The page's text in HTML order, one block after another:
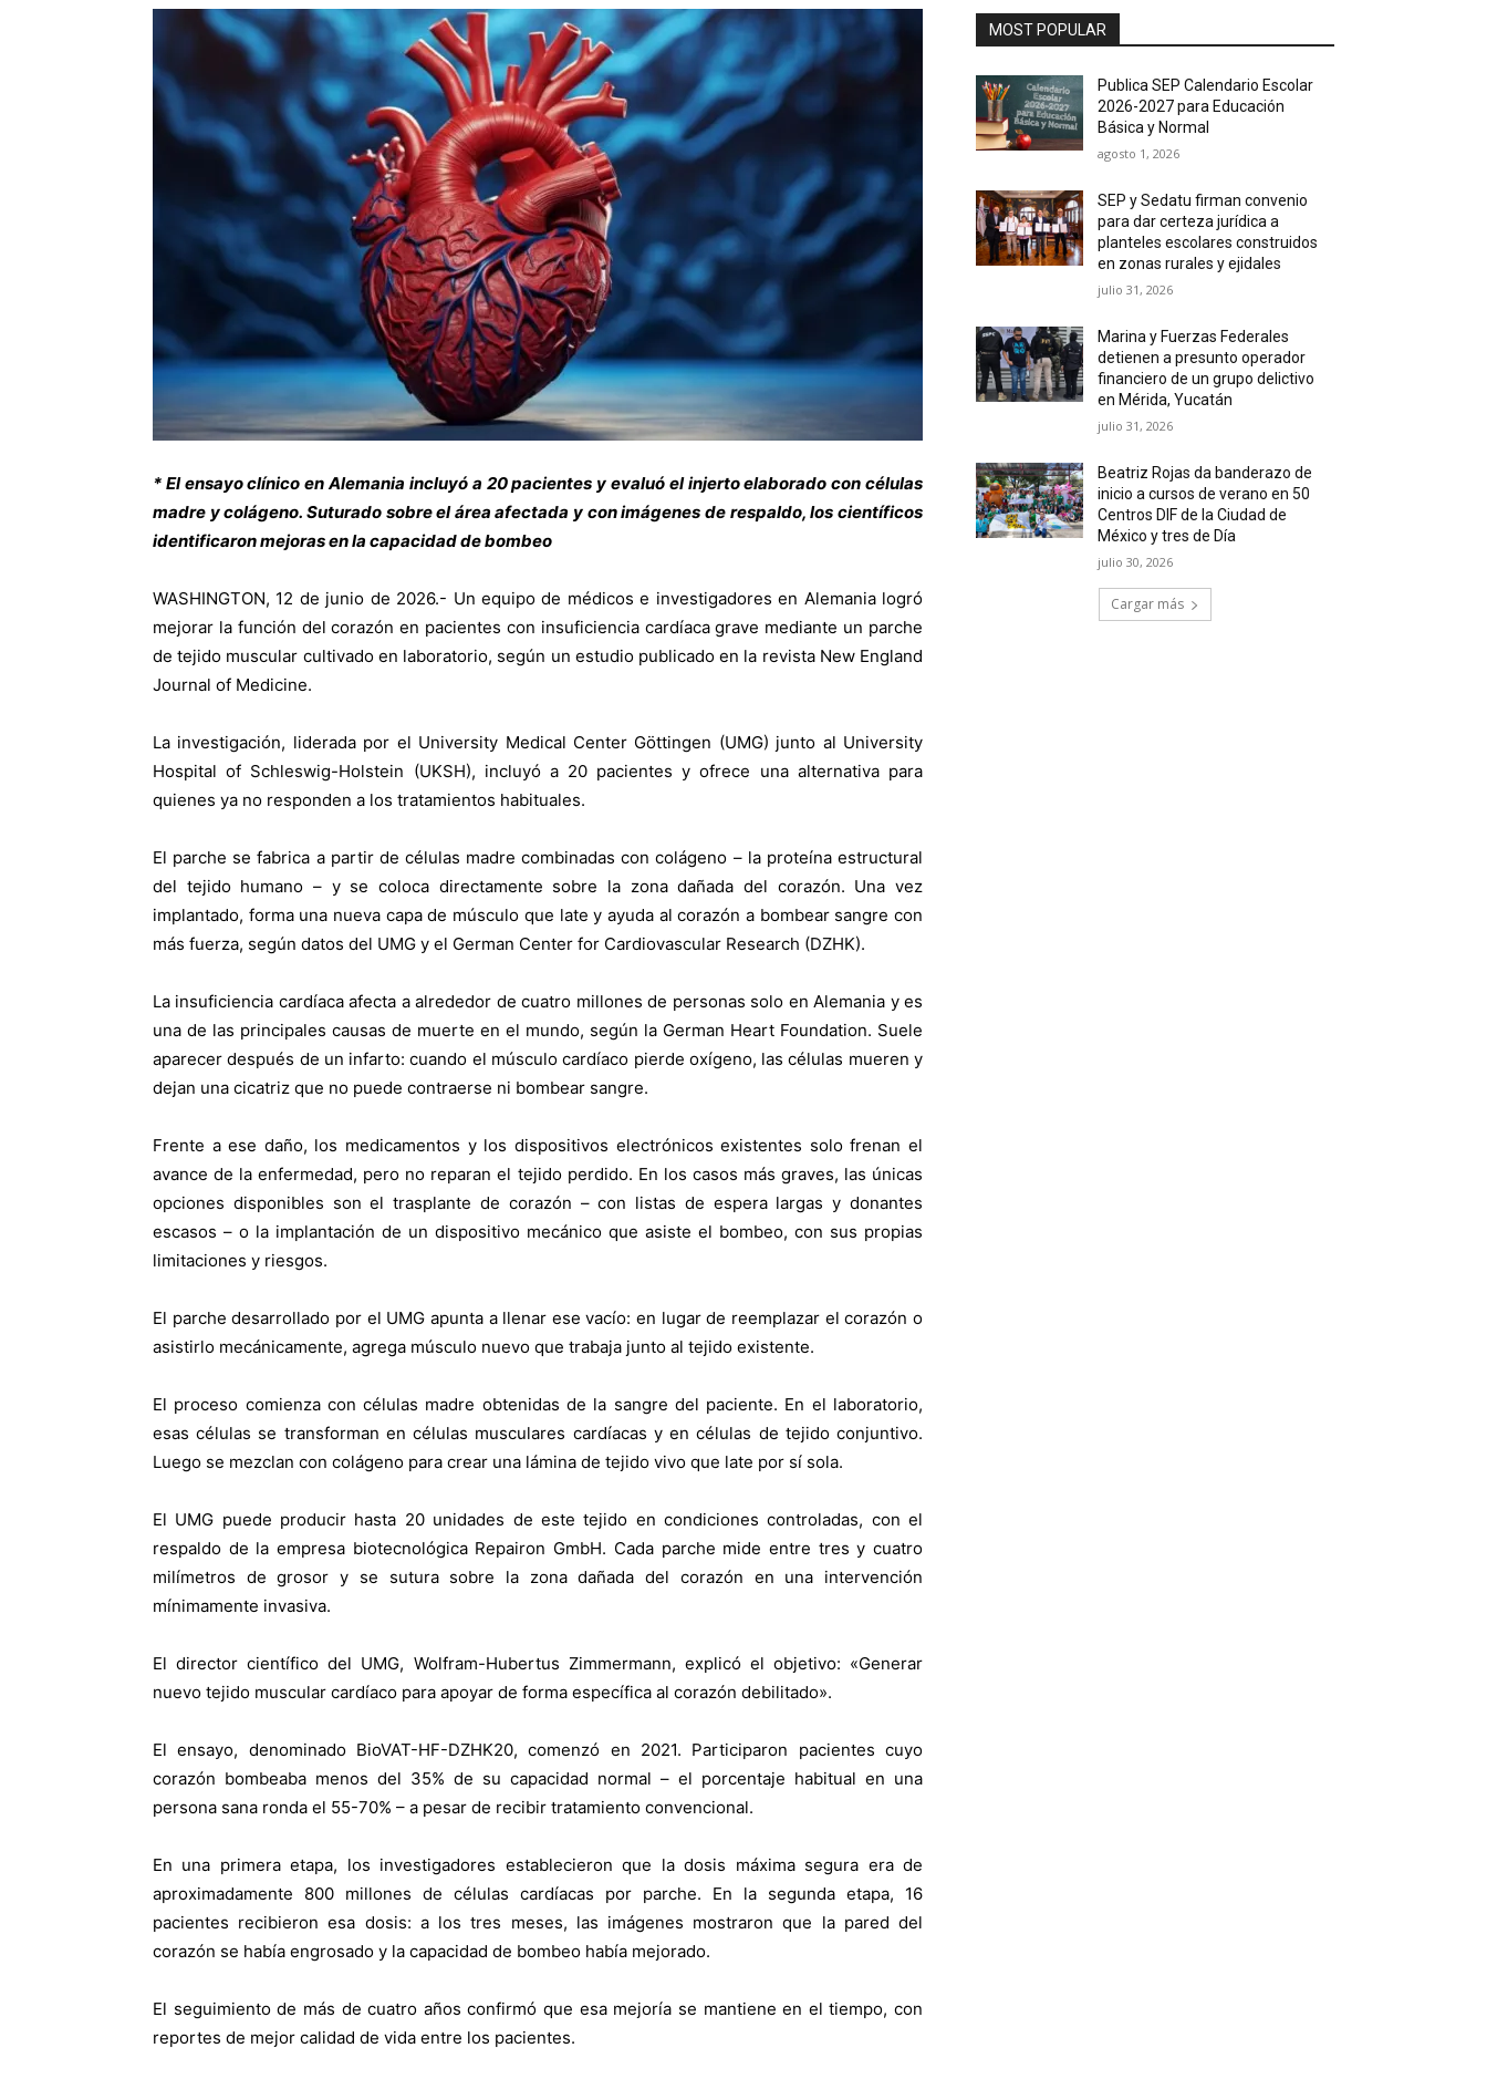
* El ensayo clínico en Alemania incluyó a 20 pacientes y evaluó el injerto elaborado con células
madre y colágeno. Suturado sobre el área afectada y con imágenes de respaldo, los científicos
identificaron mejoras en la capacidad de bombeo
WASHINGTON, 12 de junio de 2026.- Un equipo de médicos e investigadores en Alemania logró
mejorar la función del corazón en pacientes con insuficiencia cardíaca grave mediante un parche
de tejido muscular cultivado en laboratorio, según un estudio publicado en la revista New England
Journal of Medicine.
La investigación, liderada por el University Medical Center Göttingen (UMG) junto al University
Hospital of Schleswig-Holstein (UKSH), incluyó a 20 pacientes y ofrece una alternativa para
quienes ya no responden a los tratamientos habituales.
El parche se fabrica a partir de células madre combinadas con colágeno – la proteína estructural
del tejido humano – y se coloca directamente sobre la zona dañada del corazón. Una vez
implantado, forma una nueva capa de músculo que late y ayuda al corazón a bombear sangre con
más fuerza, según datos del UMG y el German Center for Cardiovascular Research (DZHK).
La insuficiencia cardíaca afecta a alrededor de cuatro millones de personas solo en Alemania y es
una de las principales causas de muerte en el mundo, según la German Heart Foundation. Suele
aparecer después de un infarto: cuando el músculo cardíaco pierde oxígeno, las células mueren y
dejan una cicatriz que no puede contraerse ni bombear sangre.
Frente a ese daño, los medicamentos y los dispositivos electrónicos existentes solo frenan el
avance de la enfermedad, pero no reparan el tejido perdido. En los casos más graves, las únicas
opciones disponibles son el trasplante de corazón – con listas de espera largas y donantes
escasos – o la implantación de un dispositivo mecánico que asiste el bombeo, con sus propias
limitaciones y riesgos.
El parche desarrollado por el UMG apunta a llenar ese vacío: en lugar de reemplazar el corazón o
asistirlo mecánicamente, agrega músculo nuevo que trabaja junto al tejido existente.
El proceso comienza con células madre obtenidas de la sangre del paciente. En el laboratorio,
esas células se transforman en células musculares cardíacas y en células de tejido conjuntivo.
Luego se mezclan con colágeno para crear una lámina de tejido vivo que late por sí sola.
El UMG puede producir hasta 20 unidades de este tejido en condiciones controladas, con el
respaldo de la empresa biotecnológica Repairon GmbH. Cada parche mide entre tres y cuatro
milímetros de grosor y se sutura sobre la zona dañada del corazón en una intervención
mínimamente invasiva.
El director científico del UMG, Wolfram-Hubertus Zimmermann, explicó el objetivo: «Generar
nuevo tejido muscular cardíaco para apoyar de forma específica al corazón debilitado».
El ensayo, denominado BioVAT-HF-DZHK20, comenzó en 2021. Participaron pacientes cuyo
corazón bombeaba menos del 35% de su capacidad normal – el porcentaje habitual en una
persona sana ronda el 55-70% – a pesar de recibir tratamiento convencional.
En una primera etapa, los investigadores establecieron que la dosis máxima segura era de
aproximadamente 800 millones de células cardíacas por parche. En la segunda etapa, 16
pacientes recibieron esa dosis: a los tres meses, las imágenes mostraron que la pared del
corazón se había engrosado y la capacidad de bombeo había mejorado.
El seguimiento de más de cuatro años confirmó que esa mejoría se mantiene en el tiempo, con
reportes de mejor calidad de vida entre los pacientes.
MOST POPULAR
Publica SEP Calendario Escolar
2026-2027 para Educación
Básica y Normal
agosto 1, 2026
SEP y Sedatu firman convenio
para dar certeza jurídica a
planteles escolares construidos
en zonas rurales y ejidales
julio 31, 2026
Marina y Fuerzas Federales
detienen a presunto operador
financiero de un grupo delictivo
en Mérida, Yucatán
julio 31, 2026
Beatriz Rojas da banderazo de
inicio a cursos de verano en 50
Centros DIF de la Ciudad de
México y tres de Día
julio 30, 2026
Cargar más